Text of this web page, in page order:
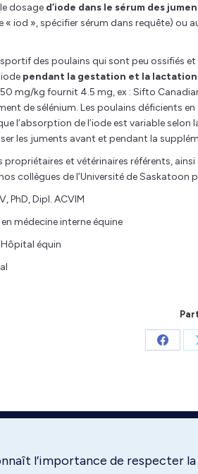
dosage d’iode dans le sérum des
« iod », spécifier sérum dans requête) ou
des poulains qui sont peu ossifiés
pendant la gestation et la lactation
mg/kg fournit 4.5 mg, ex : Sifto
de sélénium. Les poulains déficients
l’absorption de l’iode est variable
les juments avant et pendant la
propriétaires et vétérinaires référents,
collègues de l’Université de Saskatoon
PhD, Dipl. ACVIM
médecine interne équine
équin
Share
l’importance de respecter